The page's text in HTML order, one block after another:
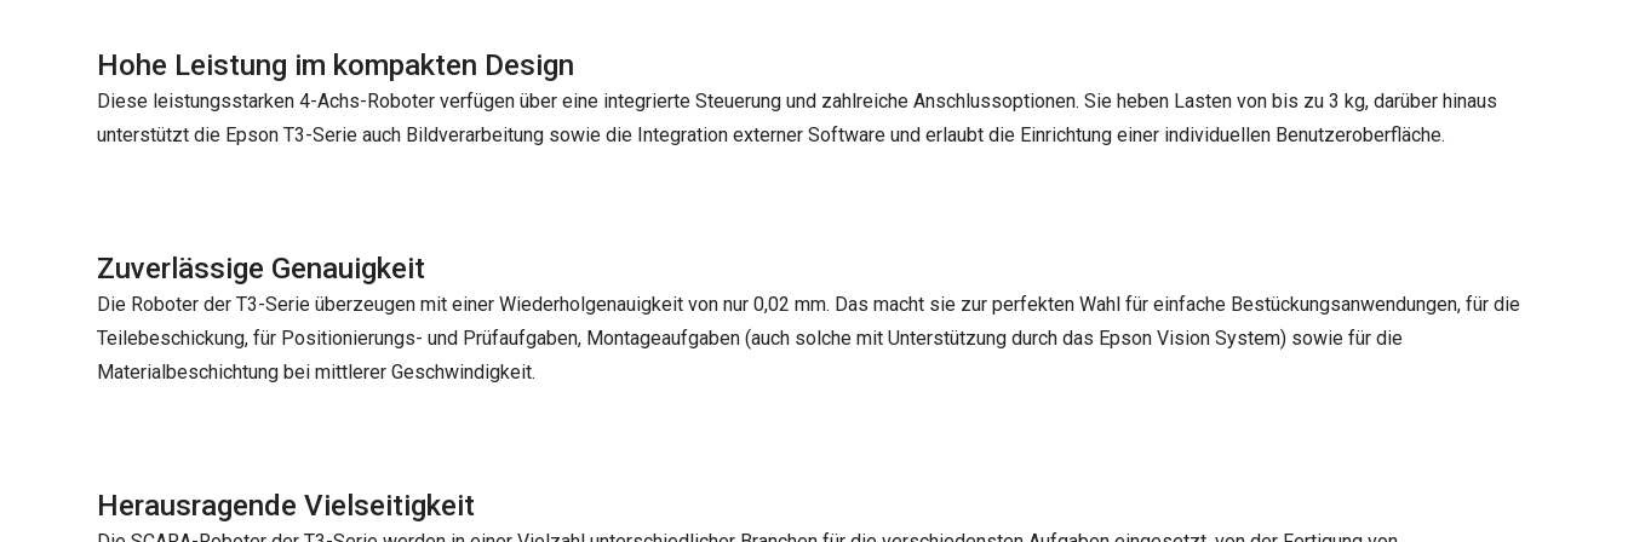
Hohe Leistung im kompakten Design
Diese leistungsstarken 4-Achs-Roboter verfügen über eine integrierte Steuerung und zahlreiche Anschlussoptionen. Sie heben Lasten von bis zu 3 kg, darüber hinaus
unterstützt die Epson T3-Serie auch Bildverarbeitung sowie die Integration externer Software und erlaubt die Einrichtung einer individuellen Benutzeroberfläche.
Zuverlässige Genauigkeit
Die Roboter der T3-Serie überzeugen mit einer Wiederholgenauigkeit von nur 0,02 mm. Das macht sie zur perfekten Wahl für einfache Bestückungsanwendungen, für die
Teilebeschickung, für Positionierungs- und Prüfaufgaben, Montageaufgaben (auch solche mit Unterstützung durch das Epson Vision System) sowie für die
Materialbeschichtung bei mittlerer Geschwindigkeit.
Herausragende Vielseitigkeit